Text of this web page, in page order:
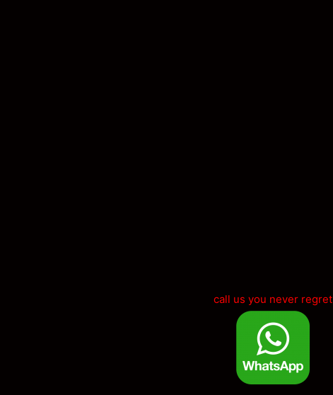
call us you never regret